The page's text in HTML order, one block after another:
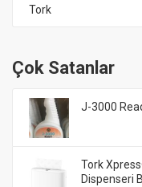
Tork
Çok Satanlar
J-3000
Tork
Dispenseri